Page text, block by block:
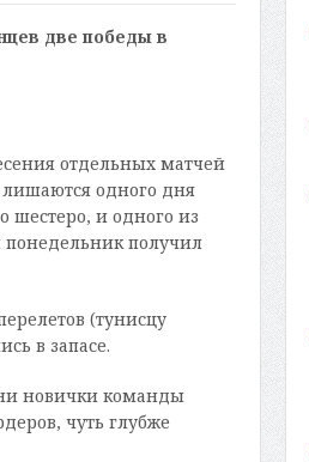
две победы в
отдельных матчей
лишаются одного дня
шестеро, и одного из
получил
(тунисцу
в запасе.
новички команды
чуть глубже